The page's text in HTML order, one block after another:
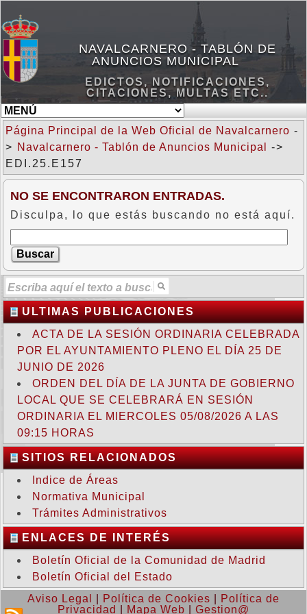
NAVALCARNERO - TABLÓN DE
ANUNCIOS MUNICIPAL
EDICTOS, NOTIFICACIONES,
CITACIONES, MULTAS ETC..
Página Principal de la Web Oficial de Navalcarnero -
> Navalcarnero - Tablón de Anuncios Municipal
->
EDI.25.E157
NO SE ENCONTRARON ENTRADAS.
Disculpa, lo que estás buscando no está aquí.
ULTIMAS PUBLICACIONES
ACTA DE LA SESIÓN ORDINARIA CELEBRADA
POR EL AYUNTAMIENTO PLENO EL DÍA 25 DE
JUNIO DE 2026
ORDEN DEL DÍA DE LA JUNTA DE GOBIERNO
LOCAL QUE SE CELEBRARÁ EN SESIÓN
ORDINARIA EL MIERCOLES 05/08/2026 A LAS
09:15 HORAS
SITIOS RELACIONADOS
Indice de Áreas
Normativa Municipal
Trámites Administrativos
ENLACES DE INTERÉS
Boletín Oficial de la Comunidad de Madrid
Boletín Oficial del Estado
Aviso Legal
Política de Cookies
Política de
Privacidad
Mapa Web Gestion@